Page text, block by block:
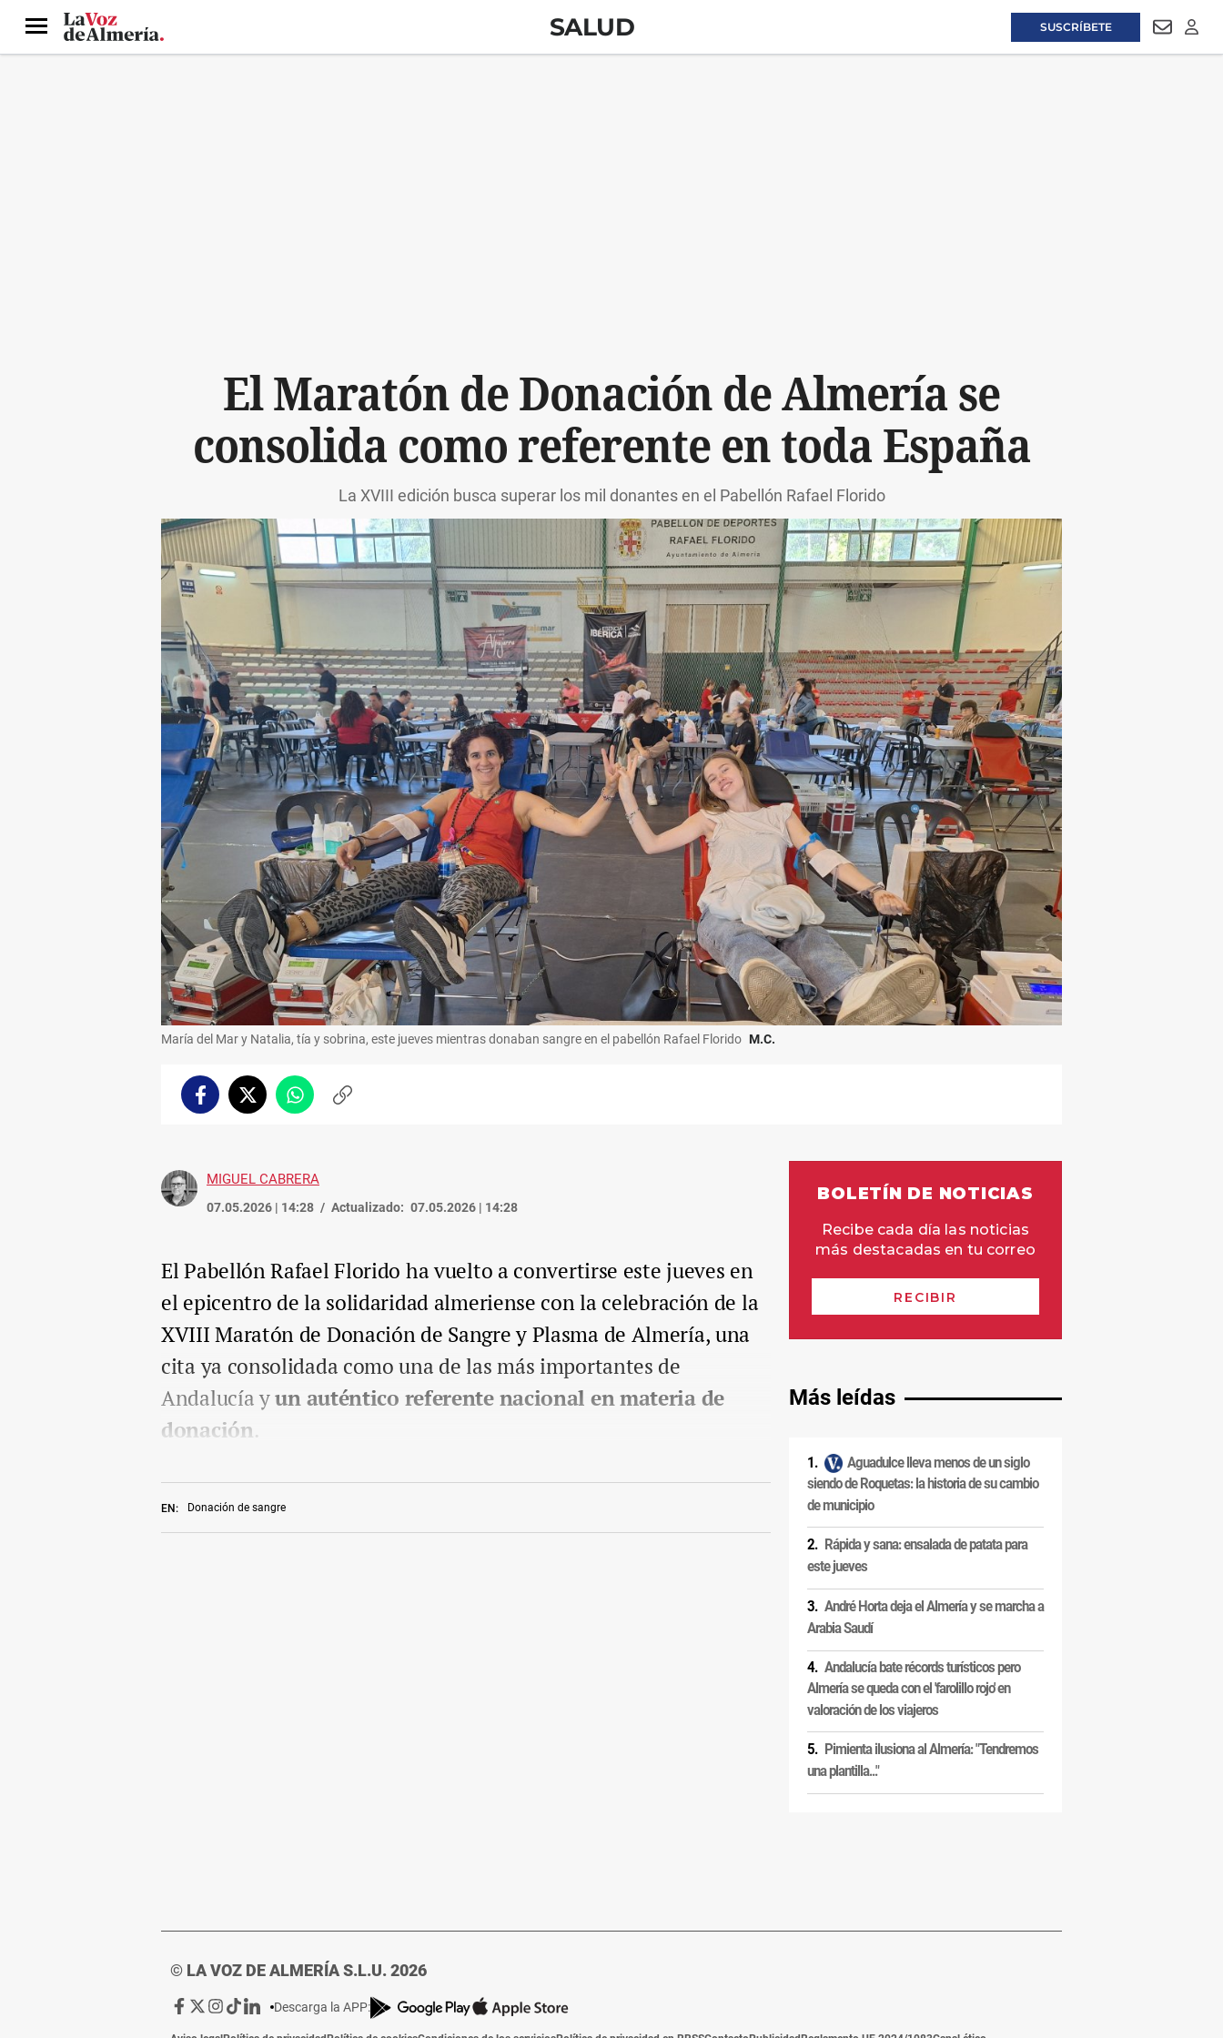
SUSCRÍBETE
Menú SALUD
El Maratón de Donación de Almería se
consolida como referente en toda España
La XVIII edición busca superar los mil donantes en el Pabellón Rafael Florido
María del Mar y Natalia, tía y sobrina, este jueves mientras donaban sangre en el pabellón Rafael Florido M.C.
FacebookTwitterWhatsappCopiar
MIGUEL CABRERA
07.05.2026 | 14:28 Actualizado: 07.05.2026 | 14:28
EN: Donación de sangre
El Pabellón Rafael Florido ha vuelto a convertirse este jueves en
el epicentro de la solidaridad almeriense con la celebración de la
XVIII Maratón de Donación de Sangre y Plasma de Almería, una
cita ya consolidada como una de las más importantes de
Andalucía yun auténtico referente nacional en materia de
donación.
Más leídas
Aguadulce lleva menos de un siglo
siendo de Roquetas: la historia de su cambio
de municipio
Rápida y sana: ensalada de patata para
este jueves
André Horta deja el Almería y se marcha a
Arabia Saudí
Andalucía bate récords turísticos pero
Almería se queda con el 'farolillo rojo' en
valoración de los viajeros
Pimienta ilusiona al Almería: "Tendremos
una plantilla..."
© LA VOZ DE ALMERÍA S.L.U. 2026
Ir
Ir
Ir Ir Ir
Descarga la APP: